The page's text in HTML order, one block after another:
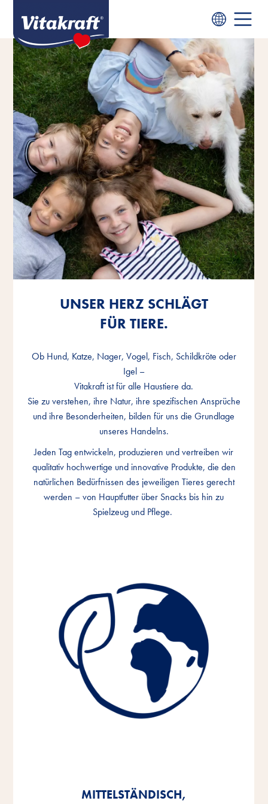
UNSER HERZ SCHLÄGT
FÜR TIERE.
Ob Hund, Katze, Nager, Vogel, Fisch, Schildkröte oder
Igel –
Vitakraft ist für alle Haustiere da.
Sie zu verstehen, ihre Natur, ihre spezifischen Ansprüche
und ihre Besonderheiten, bilden für uns die Grundlage
unseres Handelns.
Jeden Tag entwickeln, produzieren und vertreiben wir
qualitativ hochwertige und innovative Produkte, die den
natürlichen Bedürfnissen des jeweiligen Tieres gerecht
werden – von Hauptfutter über Snacks bis hin zu
Spielzeug und Pflege.
UNSER HERZ SCHLÄGT
FÜR TIERE.
Ob Hund, Katze, Nager, Vogel, Fisch, Schildkröte oder
Igel –
Vitakraft ist für alle Haustiere da.
Sie zu verstehen, ihre Natur, ihre spezifischen Ansprüche
und ihre Besonderheiten, bilden für uns die Grundlage
unseres Handelns.
Jeden Tag entwickeln, produzieren und vertreiben wir
qualitativ hochwertige und innovative Produkte, die den
natürlichen Bedürfnissen des jeweiligen Tieres gerecht
werden – von Hauptfutter über Snacks bis hin zu
Spielzeug und Pflege.
UNSER HERZ SCHLÄGT
FÜR TIERE.
Ob Hund, Katze, Nager, Vogel, Fisch, Schildkröte oder
Igel –
Vitakraft ist für alle Haustiere da.
Sie zu verstehen, ihre Natur, ihre spezifischen Ansprüche
und ihre Besonderheiten, bilden für uns die Grundlage
unseres Handelns.
Jeden Tag entwickeln, produzieren und vertreiben wir
qualitativ hochwertige und innovative Produkte, die den
natürlichen Bedürfnissen des jeweiligen Tieres gerecht
werden – von Hauptfutter über Snacks bis hin zu
Spielzeug und Pflege.
MITTELSTÄNDISCH,
MITTELSTÄNDISCH,
MITTELSTÄNDISCH,